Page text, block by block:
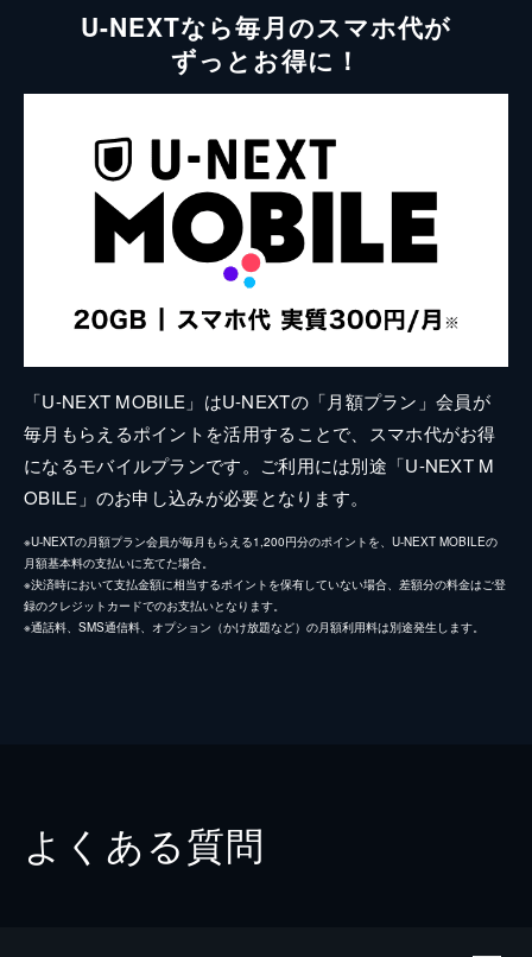
U-NEXTなら毎月のスマホ代が
ずっとお得に！
「U-NEXT MOBILE」はU-NEXTの「月額プラン」会員が
毎月もらえるポイントを活用することで、スマホ代がお得
になるモバイルプランです。ご利用には別途「U-NEXT M
OBILE」のお申し込みが必要となります。
※U-NEXTの月額プラン会員が毎月もらえる1,200円分のポイントを、U-NEXT MOBILEの
月額基本料の支払いに充てた場合。
※決済時において支払金額に相当するポイントを保有していない場合、差額分の料金はご登
録のクレジットカードでのお支払いとなります。
※通話料、SMS通信料、オプション（かけ放題など）の月額利用料は別途発生します。
よくある質問